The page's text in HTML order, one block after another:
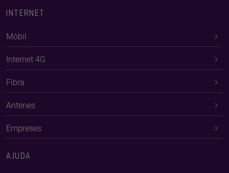
INTERNET
Mòbil
Internet 4G
Fibra
Antenes
Empreses
AJUDA